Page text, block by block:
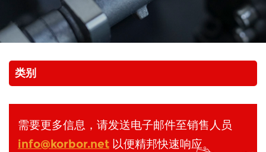
类别
需要更多信息，请发送电子邮件至销售人员
info@korbor.net 以便精邦快速响应。